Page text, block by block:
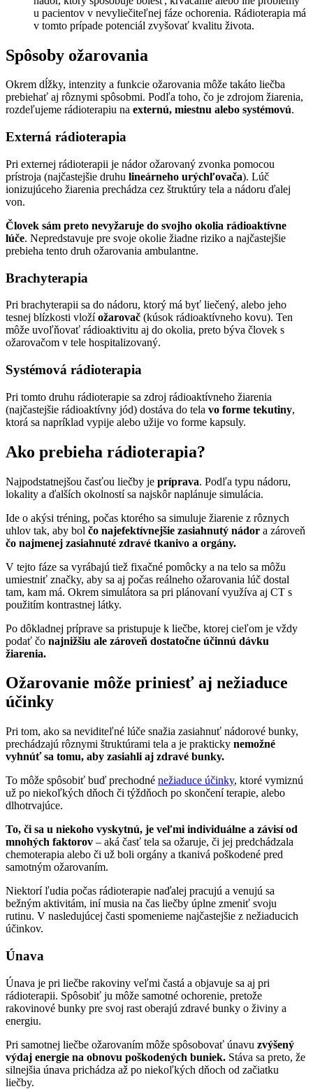
u pacientov v nevyliečiteľnej fáze ochorenia. Rádioterapia má
v tomto prípade potenciál zvyšovať kvalitu života.
Spôsoby ožarovania
Okrem dĺžky, intenzity a funkcie ožarovania môže takáto liečba
prebiehať aj rôznymi spôsobmi. Podľa toho, čo je zdrojom žiarenia,
rozdeľujeme rádioterapiu na externú, miestnu alebo systémovú.
Externá rádioterapia
Pri externej rádioterapii je nádor ožarovaný zvonka pomocou
prístroja (najčastejšie druhu lineárneho urýchľovača). Lúč
ionizujúceho žiarenia prechádza cez štruktúry tela a nádoru ďalej
von.
Človek sám preto nevyžaruje do svojho okolia rádioaktívne
lúče. Nepredstavuje pre svoje okolie žiadne riziko a najčastejšie
prebieha tento druh ožarovania ambulantne.
Brachyterapia
Pri brachyterapii sa do nádoru, ktorý má byť liečený, alebo jeho
tesnej blízkosti vložíožarovač (kúsok rádioaktívneho kovu). Ten
môže uvoľňovať rádioaktivitu aj do okolia, preto býva človek s
ožarovačom v tele hospitalizovaný.
Systémová rádioterapia
Pri tomto druhu rádioterapie sa zdroj rádioaktívneho žiarenia
(najčastejšie rádioaktívny jód) dostáva do tela vo forme tekutiny,
ktorá sa napríklad vypije alebo užije vo forme kapsuly.
Ako prebieha rádioterapia?
Najpodstatnejšou časťou liečby je príprava. Podľa typu nádoru,
lokality a ďalších okolností sa najskôr naplánuje simulácia.
Ide o akýsi tréning, počas ktorého sa simuluje žiarenie z rôznych
uhlov tak, aby bol čo najefektívnejšie zasiahnutý nádor a zároveň
čo najmenej zasiahnuté zdravé tkanivo a orgány.
V tejto fáze sa vyrábajú tiež fixačné pomôcky a na telo sa môžu
umiestniť značky, aby sa aj počas reálneho ožarovania lúč dostal
tam, kam má. Okrem simulátora sa pri plánovaní využíva aj CT s
použitím kontrastnej látky.
Po dôkladnej príprave sa pristupuje k liečbe, ktorej cieľom je vždy
podať čo najnižšiu ale zároveň dostatočne účinnú dávku
žiarenia.
Ožarovanie môže priniesť aj nežiaduce
účinky
Pri tom, ako sa neviditeľné lúče snažia zasiahnuť nádorové bunky,
prechádzajú rôznymi štruktúrami tela a je prakticky nemožné
vyhnúť sa tomu, aby zasiahli aj zdravé bunky.
To môže spôsobiť buď prechodné nežiaduce účinky, ktoré vymiznú
už po niekoľkých dňoch či týždňoch po skončení terapie, alebo
dlhotrvajúce.
To, či sa u niekoho vyskytnú, je veľmi individuálne a závisí od
mnohých faktorov – aká časť tela sa ožaruje, či jej predchádzala
chemoterapia alebo či už boli orgány a tkanivá poškodené pred
samotným ožarovaním.
Niektorí ľudia počas rádioterapie naďalej pracujú a venujú sa
bežným aktivitám, iní musia na čas liečby úplne zmeniť svoju
rutinu. V nasledujúcej časti spomenieme najčastejšie z nežiaducich
účinkov.
Únava
Únava je pri liečbe rakoviny veľmi častá a objavuje sa aj pri
rádioterapii. Spôsobiť ju môže samotné ochorenie, pretože
rakovinové bunky pre svoj rast oberajú zdravé bunky o živiny a
energiu.
Pri samotnej liečbe ožarovaním môže spôsobovať únavu zvýšený
výdaj energie na obnovu poškodených buniek. Stáva sa preto, že
silnejšia únava prichádza až po niekoľkých dňoch od začiatku
liečby.